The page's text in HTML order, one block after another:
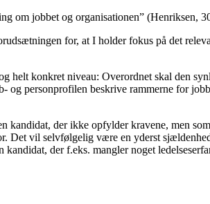
om jobbet og organisationen” (Henriksen,
for, at I holder fokus på det
helt konkret niveau: Overordnet skal den
og personprofilen beskrive rammerne for
kandidat, der ikke opfylder kravene, men
Det vil selvfølgelig være en yderst
kandidat, der f.eks. mangler noget